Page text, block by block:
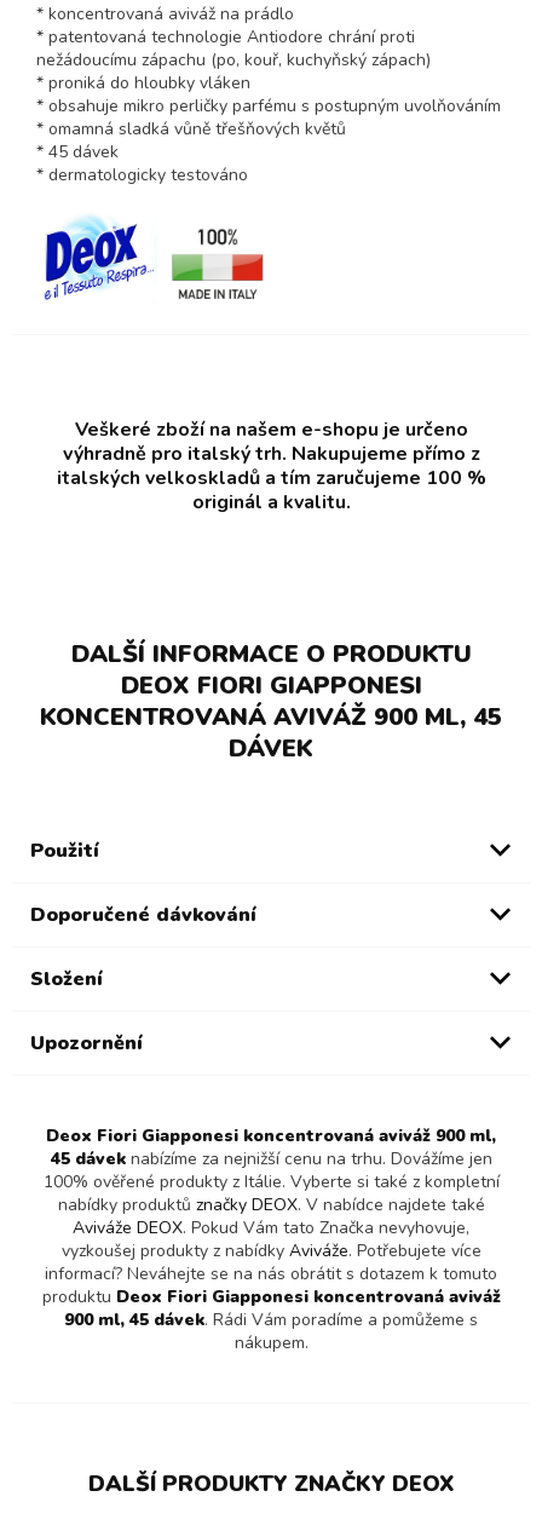
* koncentrovaná aviváž na prádlo
* patentovaná technologie Antiodore chrání proti
nežádoucímu zápachu (po, kouř, kuchyňský zápach)
* proniká do hloubky vláken
* obsahuje mikro perličky parfému s postupným uvolňováním
* omamná sladká vůně třešňových květů
* 45 dávek
* dermatologicky testováno
Veškeré zboží na našem e-shopu je určeno
výhradně pro italský trh. Nakupujeme přímo z
italských velkoskladů a tím zaručujeme 100 %
originál a kvalitu.
DALŠÍ INFORMACE O PRODUKTU
DEOX FIORI GIAPPONESI
KONCENTROVANÁ AVIVÁŽ 900 ML, 45
DÁVEK
Použití
Doporučené dávkování
Složení
Upozornění
Deox Fiori Giapponesi koncentrovaná aviváž 900 ml,
45 dáveknabízíme za nejnižší cenu na trhu. Dovážíme jen
100% ověřené produkty z Itálie. Vyberte si také z kompletní
nabídky produktů značky DEOX. V nabídce najdete také
Aviváže DEOX. Pokud Vám tato Značka nevyhovuje,
vyzkoušej produkty z nabídky Aviváže. Potřebujete více
informací? Neváhejte se na nás obrátit s dotazem k tomuto
produktu Deox Fiori Giapponesi koncentrovaná aviváž
900 ml, 45 dávek. Rádi Vám poradíme a pomůžeme s
nákupem.
DALŠÍ PRODUKTY ZNAČKY DEOX